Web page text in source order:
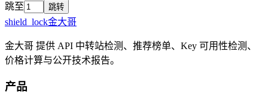
跳至
跳转
shield_lock金大哥
金大哥 提供 API 中转站检测、推荐榜单、Key 可用性检测、
价格计算与公开技术报告。
产品